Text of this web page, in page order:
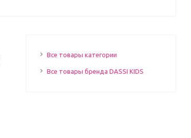
Все товары категории
Все товары бренда DASSI KIDS